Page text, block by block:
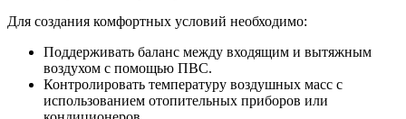
Для создания комфортных условий необходимо:
Поддерживать баланс между входящим и вытяжным
воздухом с помощью ПВС.
Контролировать температуру воздушных масс с
использованием отопительных приборов или